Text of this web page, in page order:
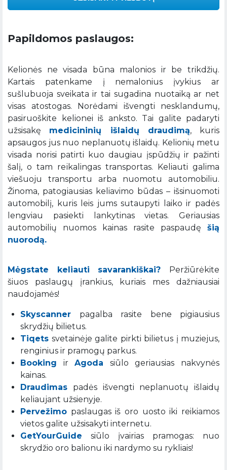
Papildomos paslaugos:
Kelionės ne visada būna malonios ir be trikdžių.
Kartais patenkame į nemalonius įvykius ar
sušlubuoja sveikata ir tai sugadina nuotaiką ar net
visas atostogas. Norėdami išvengti nesklandumų,
pasiruoškite kelionei iš anksto. Tai galite padaryti
užsisakę medicininių išlaidų draudimą, kuris
apsaugos jus nuo neplanuotų išlaidų. Kelionių metu
visada norisi patirti kuo daugiau įspūdžių ir pažinti
šalį, o tam reikalingas transportas. Keliauti galima
viešuoju transportu arba nuomotu automobiliu.
Žinoma, patogiausias keliavimo būdas – išsinuomoti
automobilį, kuris leis jums sutaupyti laiko ir padės
lengviau pasiekti lankytinas vietas. Geriausias
automobilių nuomos kainas rasite paspaudę šią
nuorodą.
Mėgstate keliauti savarankiškai?
Peržiūrėkite
šiuos paslaugų įrankius, kuriais mes dažniausiai
naudojamės!
Skyscanner pagalba rasite bene pigiausius
skrydžių bilietus.
Tiqets svetainėje galite pirkti bilietus į muziejus,
renginius ir pramogų parkus.
Booking irAgoda siūlo geriausias nakvynės
kainas.
Draudimas padės išvengti neplanuotų išlaidų
keliaujant užsienyje.
Pervežimo paslaugas iš oro uosto iki reikiamos
vietos galite užsisakyti internetu.
GetYourGuide siūlo įvairias pramogas: nuo
skrydžio oro balionu iki nardymo su rykliais!